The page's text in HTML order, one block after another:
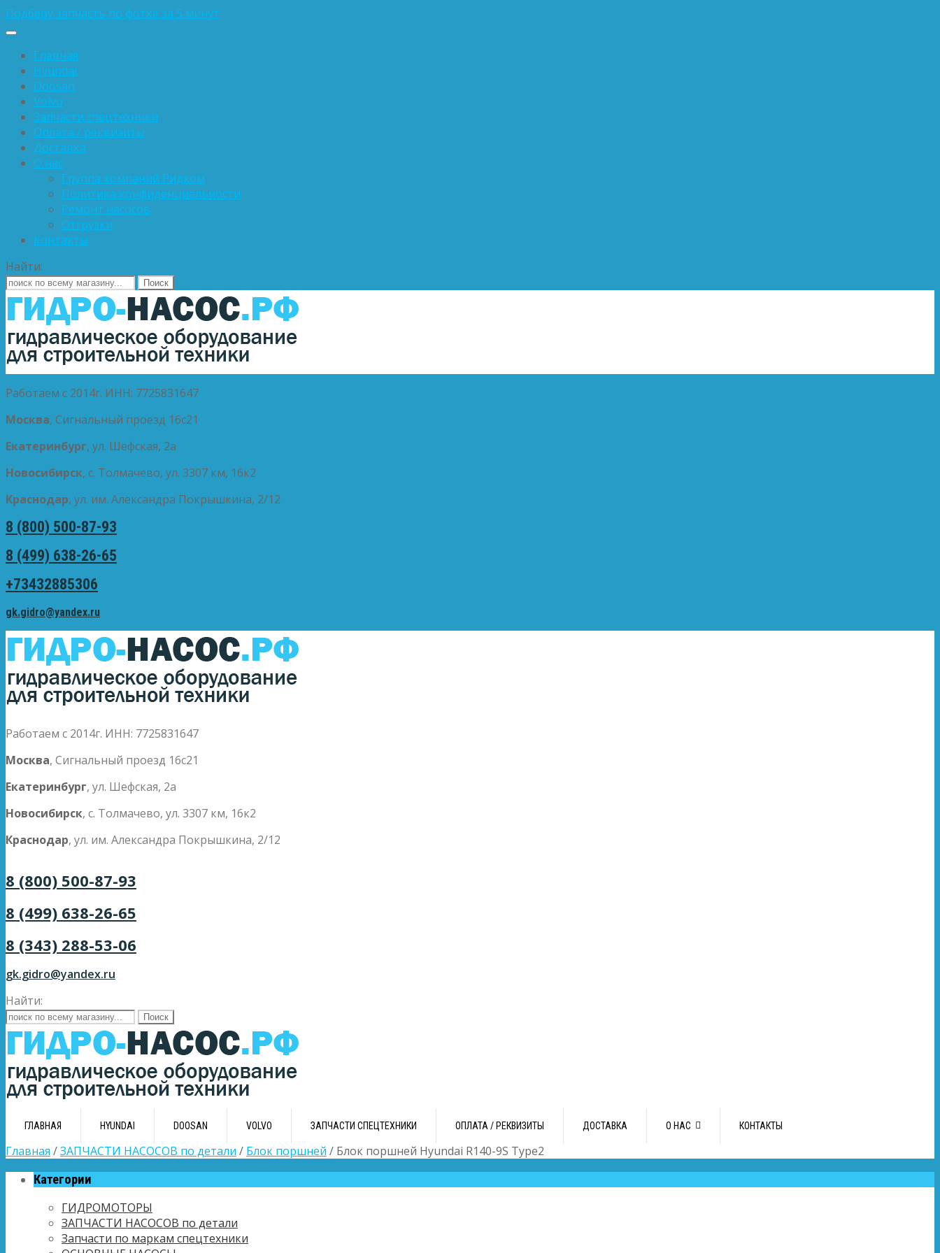
Подберу запчасть по фотке за 5 минут
Главная
Hyundai
Doosan
Volvo
Запчасти спецтехники
Оплата / реквизиты
Доставка
О нас
Группа компаний Ридком
Политика конфиденциальности
Ремонт насосов
Отгрузки
Контакты
Найти:
Работаем с 2014г. ИНН: 7725831647
Москва, Сигнальный проезд 16с21
Екатеринбург, ул. Шефская, 2а
Новосибирск, с. Толмачево, ул. 3307 км, 16к2
Краснодар, ул. им. Александра Покрышкина, 2/12
8 (800) 500-87-93
8 (499) 638-26-65
+73432885306
gk.gidro@yandex.ru
Работаем с 2014г. ИНН: 7725831647
Москва, Сигнальный проезд 16с21
Екатеринбург, ул. Шефская, 2а
Новосибирск, с. Толмачево, ул. 3307 км, 16к2
Краснодар, ул. им. Александра Покрышкина, 2/12
8 (800) 500-87-93
8 (499) 638-26-65
8 (343) 288-53-06
gk.gidro@yandex.ru
Найти:
ГЛАВНАЯ HYUNDAI DOOSAN VOLVO ЗАПЧАСТИ СПЕЦТЕХНИКИ ОПЛАТА / РЕКВИЗИТЫ ДОСТАВКА О НАС КОНТАКТЫ
Главная /ЗАПЧАСТИ НАСОСОВ по детали / Блок поршней / Блок поршней Hyundai R140-9S Type2
Категории
ГИДРОМОТОРЫ
ЗАПЧАСТИ НАСОСОВ по детали
Запчасти по маркам спецтехники